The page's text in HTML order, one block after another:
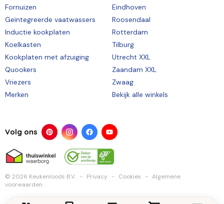
Fornuizen
Geïntegreerde vaatwassers
Inductie kookplaten
Koelkasten
Kookplaten met afzuiging
Quookers
Vriezers
Merken
Eindhoven
Roosendaal
Rotterdam
Tilburg
Utrecht XXL
Zaandam XXL
Zwaag
Bekijk alle winkels
Volg ons
© 2026 Keukenloods B.V. Privacy Cookies
Algemene
voorwaarden